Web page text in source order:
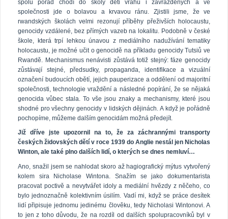
spolu pořád chodí do školy děti vrahů i zavražděných a ve
společnosti jde o bolavou a krvavou ránu. Zjistili jsme, že ve
rwandských školách velmi rezonují příběhy přeživších holocaustu,
genocidy vzdálené, bez přímých vazeb na lokalitu. Podobně v české
škole, která trpí lehkou únavou z mediálního nadužívání tematiky
holocaustu, je možné učit o genocidě na příkladu genocidy Tutsiů ve
Rwandě. Mechanismus nenávisti zůstává totiž stejný: fáze genocidy
zůstávají stejné, předsudky, propaganda, identifikace a vizuální
označení budoucích obětí, jejich pauperizace a oddělení od majoritní
společnosti, technologie vraždění a následné popírání, že se nějaká
genocida vůbec stala. To vše jsou znaky a mechanismy, které jsou
shodné pro všechny genocidy v lidských dějinách. A když je pořádně
pochopíme, můžeme dalším genocidám možná předejít.
Již dříve jste upozornil na to, že za záchrannými transporty
českých židovských dětí v roce 1939 do Anglie nestál jen Nicholas
Winton, ale také plno dalších lidí, o kterých se dnes nemluví…
Ano, snažil jsem se nahlodat skoro až hagiografický mýtus vytvořený
kolem sira Nicholase Wintona. Snažím se jako dokumentarista
pracovat poctivě a nevytvářet idoly a mediální hvězdy z něčeho, co
bylo jednoznačně kolektivním úsilím. Vadí mi, když se práce desítek
lidí připisuje jednomu jedinému člověku, tedy Nicholasi Wintonovi. A
to jen z toho důvodu, že na rozdíl od dalších spolupracovníků byl v